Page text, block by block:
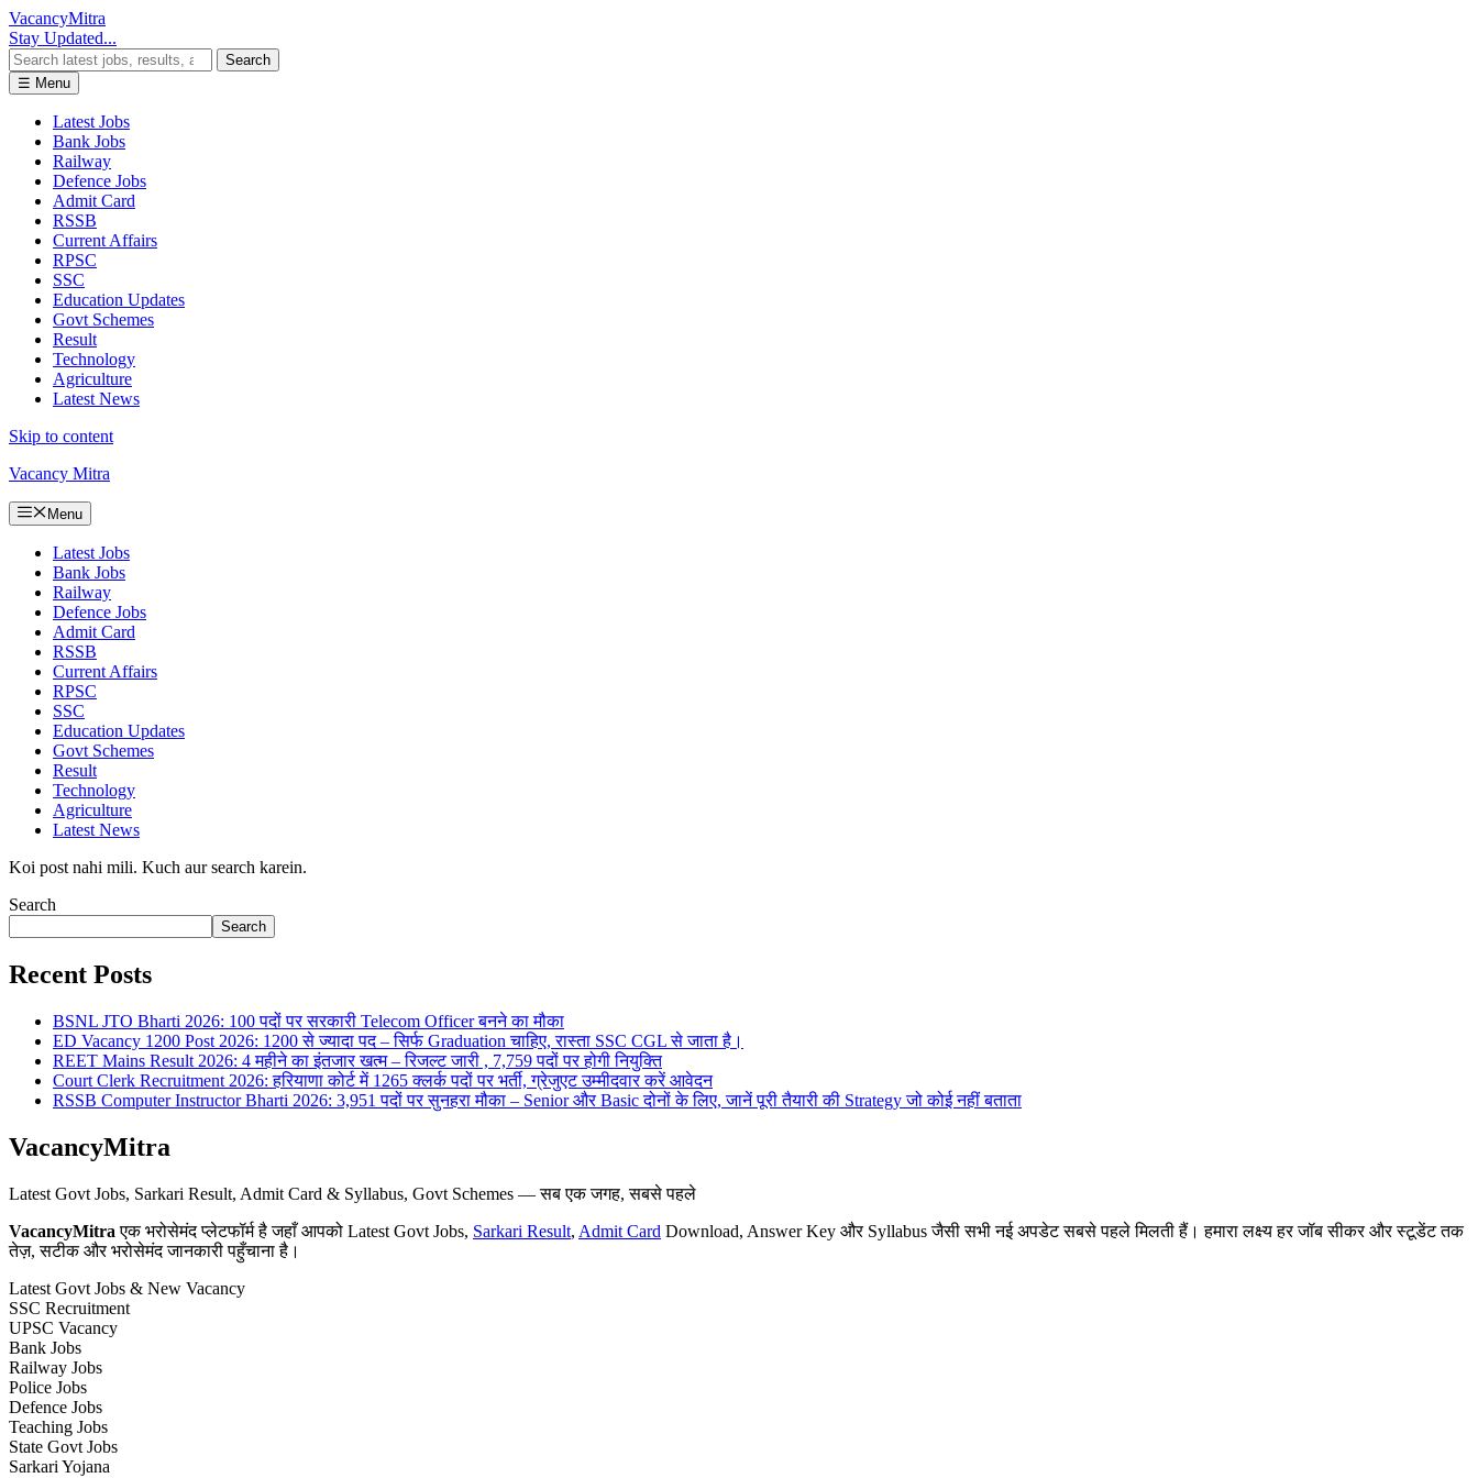
VacancyMitra
Stay Updated...
Search
☰ Menu
Latest Jobs
Bank Jobs
Railway
Defence Jobs
Admit Card
RSSB
Current Affairs
RPSC
SSC
Education Updates
Govt Schemes
Result
Technology
Agriculture
Latest News
Skip to content
Vacancy Mitra
Menu
Latest Jobs
Bank Jobs
Railway
Defence Jobs
Admit Card
RSSB
Current Affairs
RPSC
SSC
Education Updates
Govt Schemes
Result
Technology
Agriculture
Latest News
Koi post nahi mili. Kuch aur search karein.
Search
Search
Recent Posts
BSNL JTO Bharti 2026: 100 पदों पर सरकारी Telecom Officer बनने का मौका
ED Vacancy 1200 Post 2026: 1200 से ज्यादा पद – सिर्फ Graduation चाहिए, रास्ता SSC CGL से जाता है।
REET Mains Result 2026: 4 महीने का इंतजार खत्म – रिजल्ट जारी , 7,759 पदों पर होगी नियुक्ति
Court Clerk Recruitment 2026: हरियाणा कोर्ट में 1265 क्लर्क पदों पर भर्ती, ग्रेजुएट उम्मीदवार करें आवेदन
RSSB Computer Instructor Bharti 2026: 3,951 पदों पर सुनहरा मौका – Senior और Basic दोनों के लिए, जानें पूरी तैयारी की Strategy जो कोई नहीं बताता
VacancyMitra
Latest Govt Jobs, Sarkari Result, Admit Card & Syllabus, Govt Schemes — सब एक जगह, सबसे पहले
VacancyMitra एक भरोसेमंद प्लेटफॉर्म है जहाँ आपको Latest Govt Jobs, Sarkari Result, Admit Card Download, Answer Key और Syllabus जैसी सभी नई अपडेट सबसे पहले मिलती हैं। हमारा लक्ष्य हर जॉब सीकर और स्टूडेंट तक
तेज़, सटीक और भरोसेमंद जानकारी पहुँचाना है।
Latest Govt Jobs & New Vacancy
SSC Recruitment
UPSC Vacancy
Bank Jobs
Railway Jobs
Police Jobs
Defence Jobs
Teaching Jobs
State Govt Jobs
Sarkari Yojana